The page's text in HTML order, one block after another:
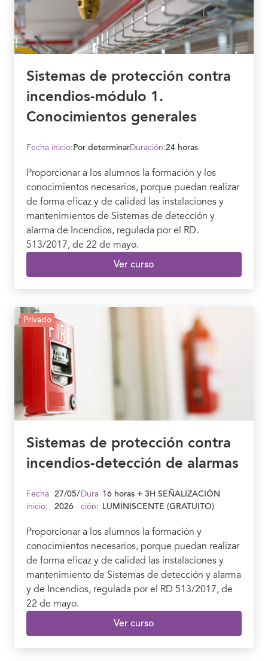
Sistemas de protección contra
incendios-módulo 1.
Conocimientos generales
Fecha inicio:Por determinarDuración:24 horas
Proporcionar a los alumnos la formación y los
conocimientos necesarios, porque puedan realizar
de forma eficaz y de calidad las instalaciones y
mantenimientos de Sistemas de detección y
alarma de Incendios, regulada por el RD.
513/2017, de 22 de mayo.
Ver curso
Privado
Sistemas de protección contra
incendios-detección de alarmas
Fecha
inicio:
27/05/
2026
Dura
ción:
16 horas + 3H SEÑALIZACIÓN
LUMINISCENTE (GRATUITO)
Proporcionar a los alumnos la formación y
conocimientos necesarios, porque puedan realizar
de forma eficaz y de calidad las instalaciones y
mantenimiento de Sistemas de detección y alarma
y de Incendios, regulada por el RD 513/2017, de
22 de mayo.
Ver curso